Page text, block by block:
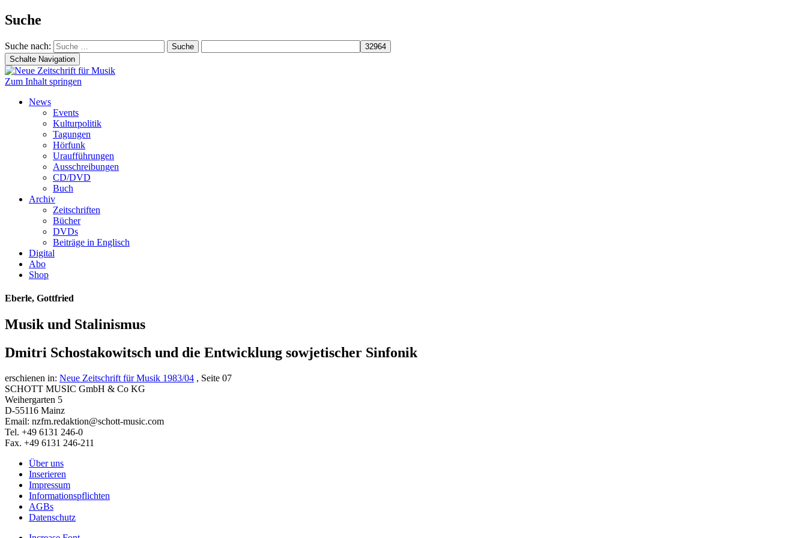
Suche
Suche nach:
Schalte Navigation
Zum Inhalt springen
News
Events
Kulturpolitik
Tagungen
Hörfunk
Uraufführungen
Ausschreibungen
CD/DVD
Buch
Archiv
Zeitschriften
Bücher
DVDs
Beiträge in Englisch
Digital
Abo
Shop
Eberle, Gottfried
Musik und Stalinismus
Dmitri Schostakowitsch und die Entwicklung sowjetischer Sinfonik
erschienen in: Neue Zeitschrift für Musik 1983/04 , Seite 07
SCHOTT MUSIC GmbH & Co KG
Weihergarten 5
D-55116 Mainz
Email: nzfm.redaktion@schott-music.com
Tel. +49 6131 246-0
Fax. +49 6131 246-211
Über uns
Inserieren
Impressum
Informationspflichten
AGBs
Datenschutz